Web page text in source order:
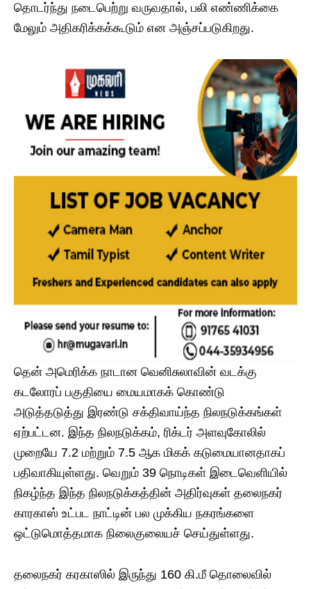
தொடர்ந்து நடைபெற்று வருவதால், பலி எண்ணிக்கை
மேலும் அதிகரிக்கக்கூடும் என அஞ்சப்படுகிறது.
தென் அமெரிக்க நாடான வெனிசுலாவின் வடக்கு
கடலோரப் பகுதியை மையமாகக் கொண்டு
அடுத்தடுத்து இரண்டு சக்திவாய்ந்த நிலநடுக்கங்கள்
ஏற்பட்டன. இந்த நிலநடுக்கம், ரிக்டர் அளவுகோலில்
முறையே 7.2 மற்றும் 7.5 ஆக மிகக் கடுமையானதாகப்
பதிவாகியுள்ளது. வெறும் 39 நொடிகள் இடைவெளியில்
நிகழ்ந்த இந்த நிலநடுக்கத்தின் அதிர்வுகள் தலைநகர்
காரகாஸ் உட்பட நாட்டின் பல முக்கிய நகரங்களை
ஒட்டுமொத்தமாக நிலைகுலையச் செய்துள்ளது.
தலைநகர் கரகாஸில் இருந்து 160 கி.மீ தொலைவில்